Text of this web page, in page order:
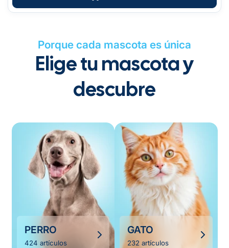
Porque cada mascota es única
Elige tu mascota y
descubre
PERRO
424 artículos
GATO
232 artículos